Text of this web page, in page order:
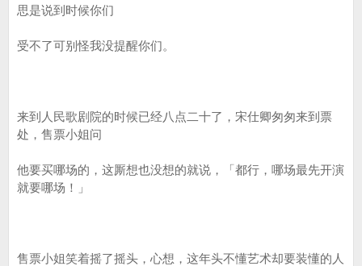
思是说到时候你们
受不了可别怪我没提醒你们。
来到人民歌剧院的时候已经八点二十了，宋仕卿匆匆来到票
处，售票小姐问
他要买哪场的，这厮想也没想的就说，「都行，哪场最先开演
就要哪场！」
售票小姐笑着摇了摇头，心想，这年头不懂艺术却要装懂的人